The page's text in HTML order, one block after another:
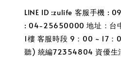
LINE ID :zulife 客服手機 :
: 04-25650000 地址：台
1樓 客服時段 9：00 ~ 17
聽) 統編72354804 資優生